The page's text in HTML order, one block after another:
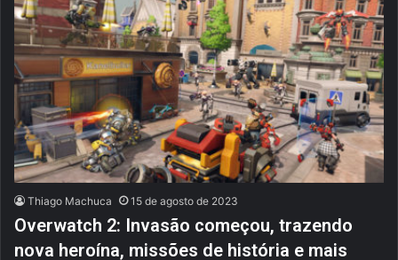
Thiago Machuca 15 de agosto de 2023
Overwatch 2: Invasão começou, trazendo
nova heroína, missões de história e mais